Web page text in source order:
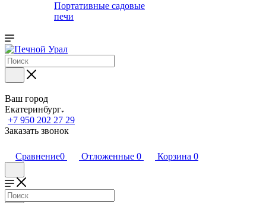
Портативные садовые
печи
Ваш город
Екатеринбург
+7 950 202 27 29
Заказать звонок
Сравнение0 Отложенные 0 Корзина 0